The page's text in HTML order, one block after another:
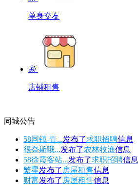
单身交友
新
店铺租售
同城公告
58同镇-青...发布了求职招聘信息
很奈斯哦...发布了农林牧渔信息
58徐霞客站...发布了求职招聘信息
繁星发布了 房屋租售信息
财富发布了 房屋租售信息